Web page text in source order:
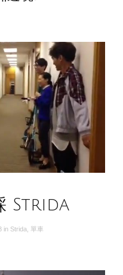
Strida
in Strida 單車